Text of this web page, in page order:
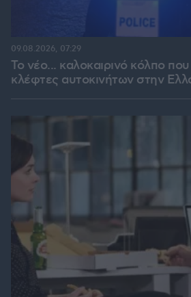
Το νέο... καλοκαιρινό κόλπο
κλέφτες αυτοκινήτων στην
09.08.2026, 07:29